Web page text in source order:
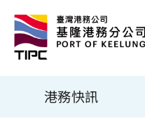
港務快訊